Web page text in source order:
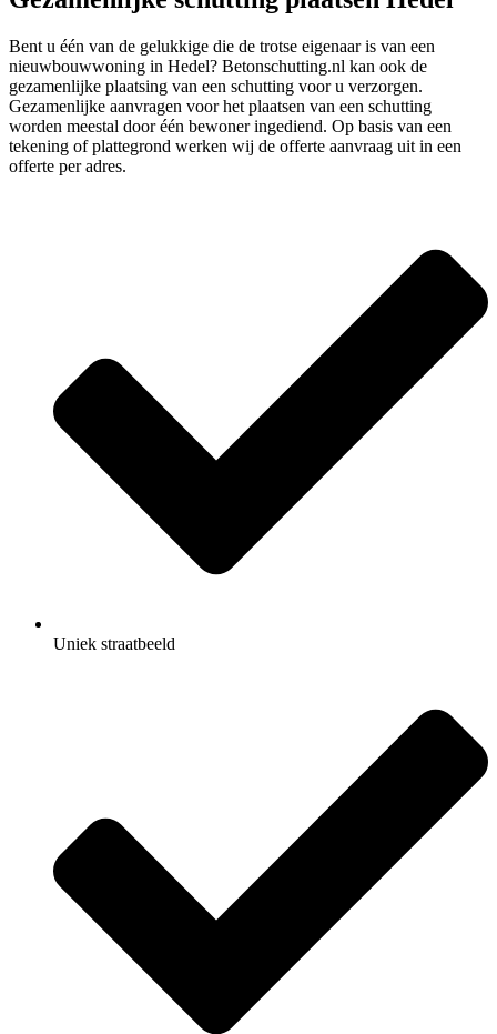
Bent u één van de gelukkige die de trotse eigenaar is van een
nieuwbouwwoning in Hedel? Betonschutting.nl kan ook de
gezamenlijke plaatsing van een schutting voor u verzorgen.
Gezamenlijke aanvragen voor het plaatsen van een schutting
worden meestal door één bewoner ingediend. Op basis van een
tekening of plattegrond werken wij de offerte aanvraag uit in een
offerte per adres.
Uniek straatbeeld